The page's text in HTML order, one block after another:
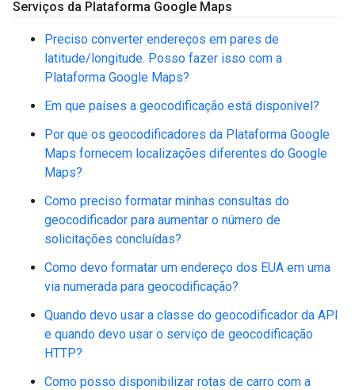
Serviços da Plataforma Google Maps
Preciso converter endereços em pares de
latitude/longitude. Posso fazer isso com a
Plataforma Google Maps?
Em que países a geocodificação está disponível?
Por que os geocodificadores da Plataforma Google
Maps fornecem localizações diferentes do Google
Maps?
Como preciso formatar minhas consultas do
geocodificador para aumentar o número de
solicitações concluídas?
Como devo formatar um endereço dos EUA em uma
via numerada para geocodificação?
Quando devo usar a classe do geocodificador da API
e quando devo usar o serviço de geocodificação
HTTP?
Como posso disponibilizar rotas de carro com a